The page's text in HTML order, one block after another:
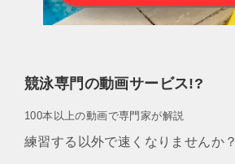
競泳専門の動画サービス!?
100本以上の動画で専門家が解説
練習する以外で速くなりませんか？